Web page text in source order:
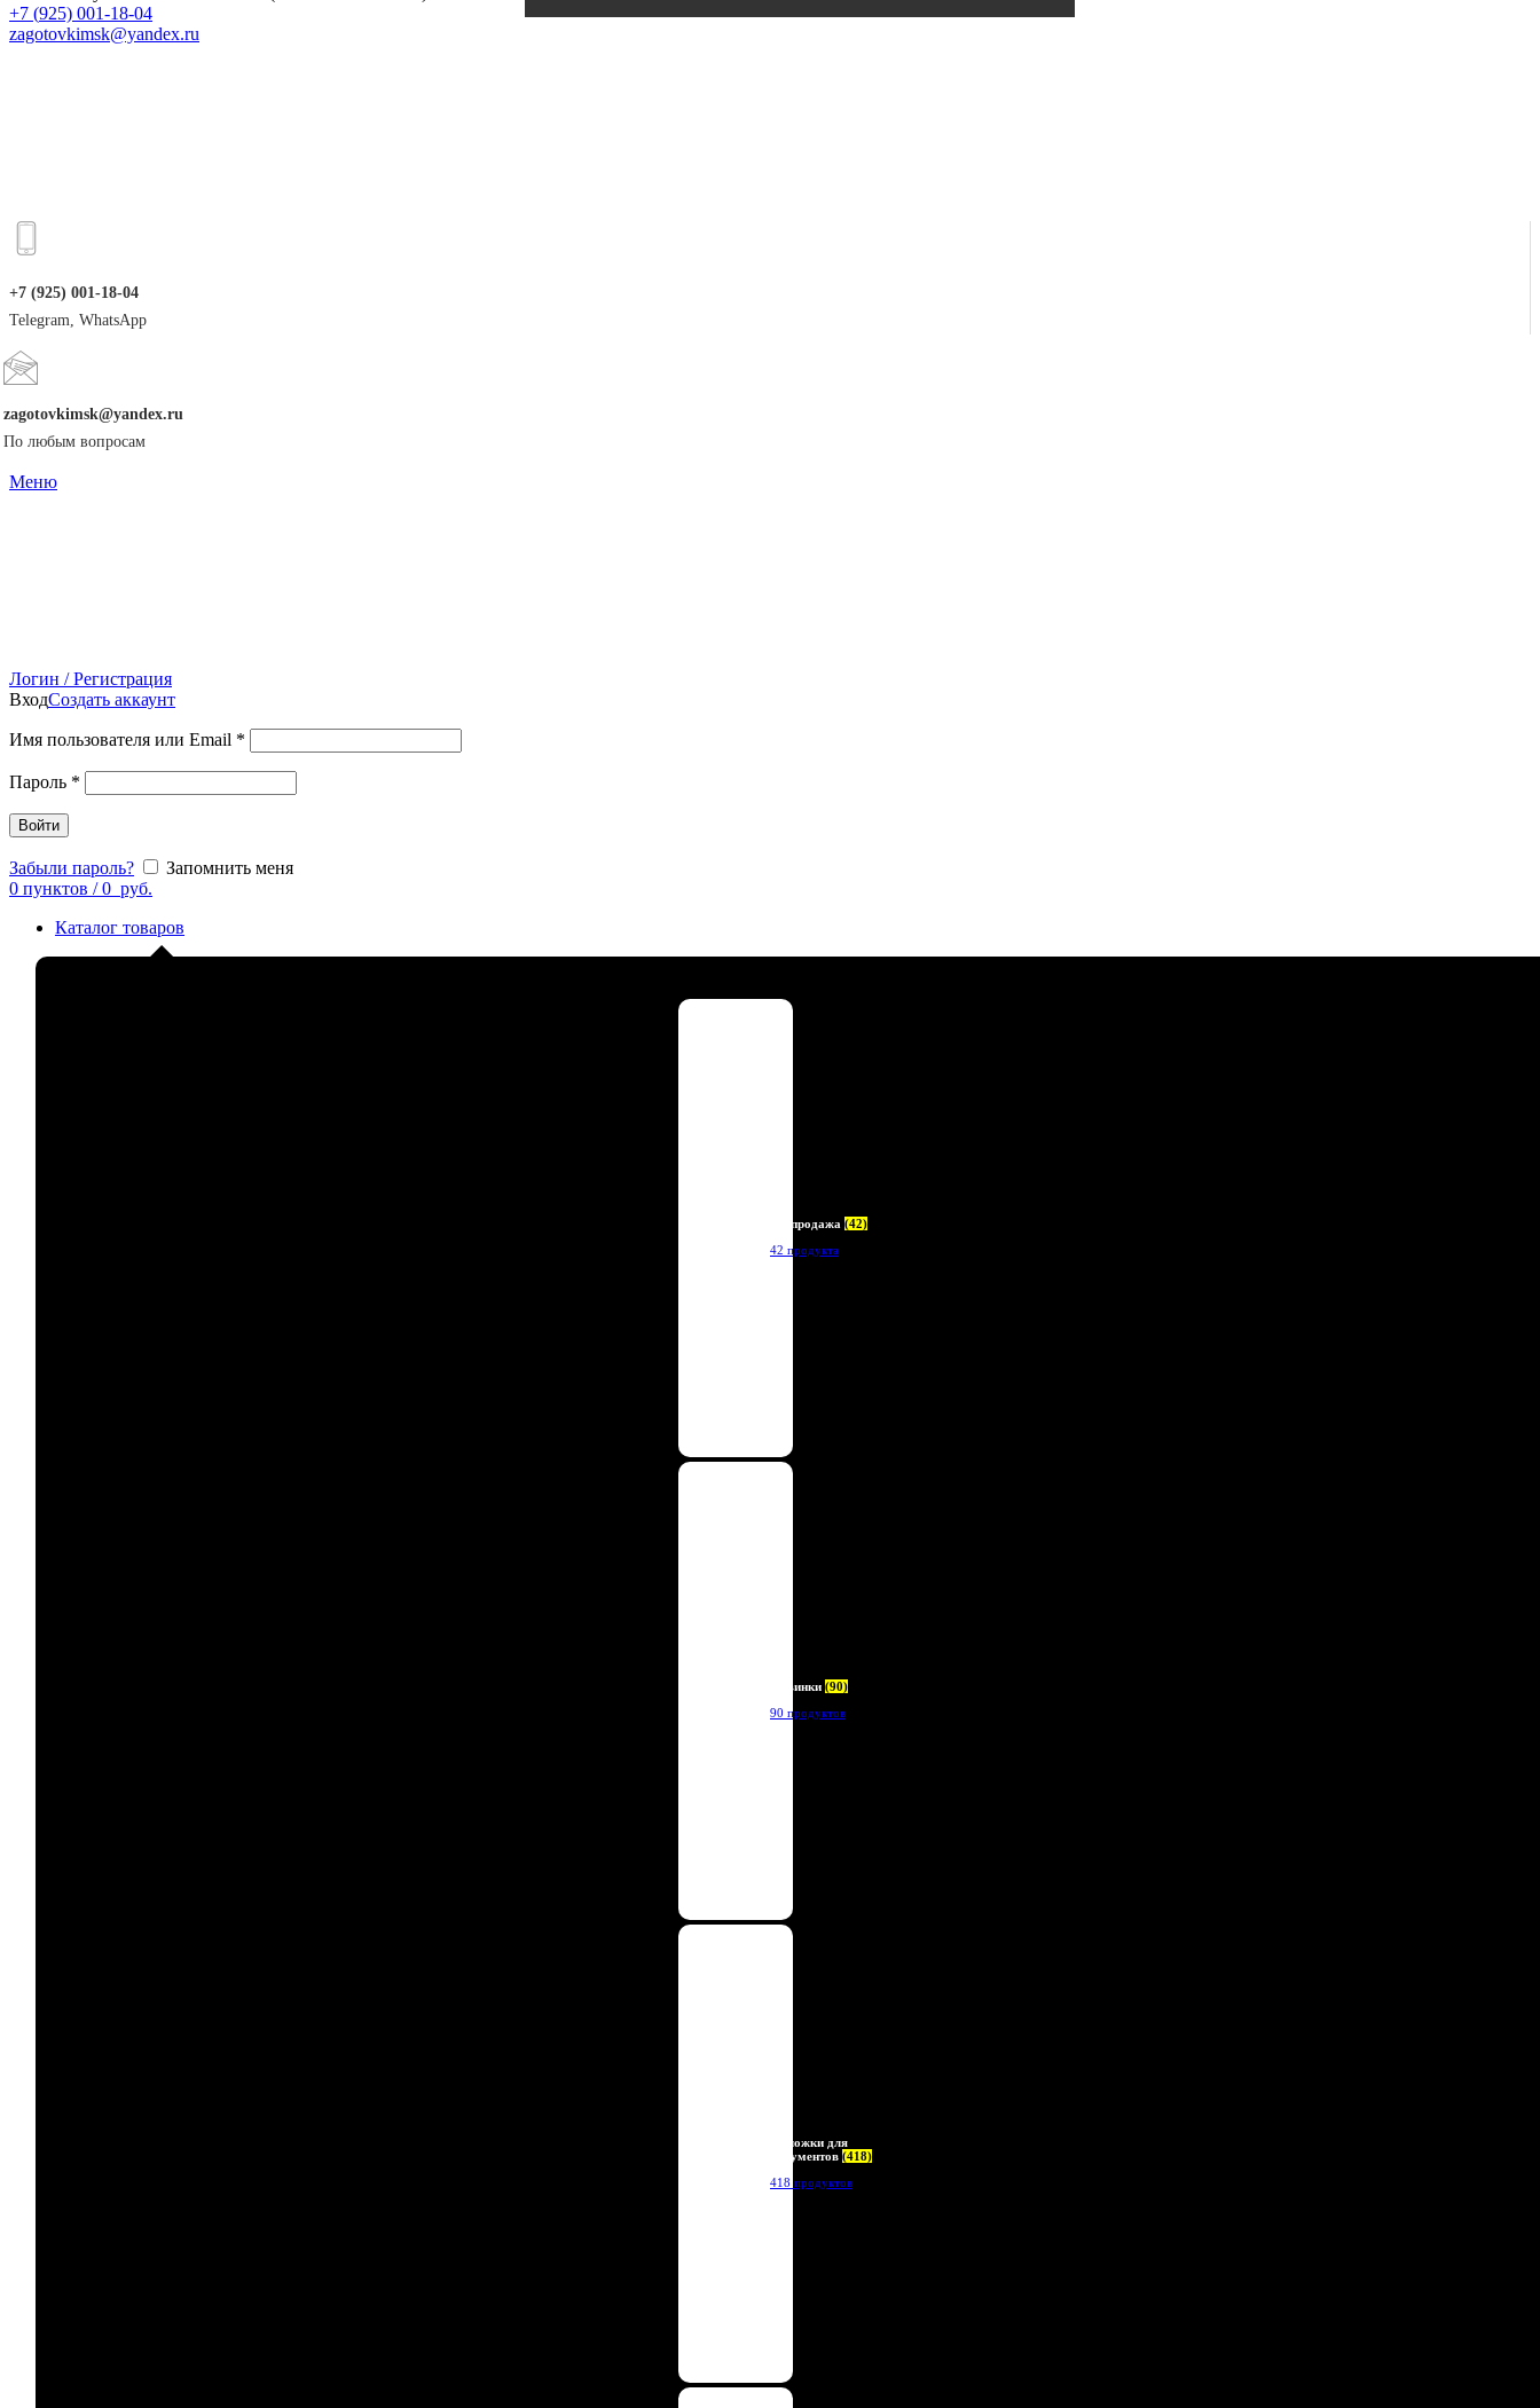
+7 (925) 001-18-04
zagotovkimsk@yandex.ru
+7 (925) 001-18-04
Telegram, WhatsApp
zagotovkimsk@yandex.ru
По любым вопросам
Меню
Логин / Регистрация
ВходСоздать аккаунт
Имя пользователя или Email *
Пароль *
Войти
Забыли пароль?
Запомнить меня
0 пунктов / 0 руб.
Каталог товаров
Распродажа (42)
42 продукта
Новинки (90)
90 продуктов
Обложки для
документов (418)
418 продуктов